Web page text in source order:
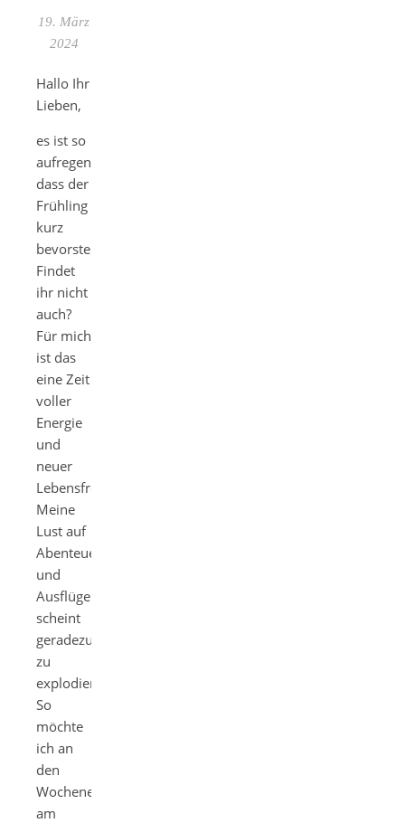
19. März
2024
Hallo Ihr
Lieben,
es ist so
aufregend,
dass der
Frühling
kurz
bevorsteht!
Findet
ihr nicht
auch?
Für mich
ist das
eine Zeit
voller
Energie
und
neuer
Lebensfreude.
Meine
Lust auf
Abenteuer
und
Ausflüge
scheint
geradezu
zu
explodieren.
So
möchte
ich an
den
Wochenenden
am